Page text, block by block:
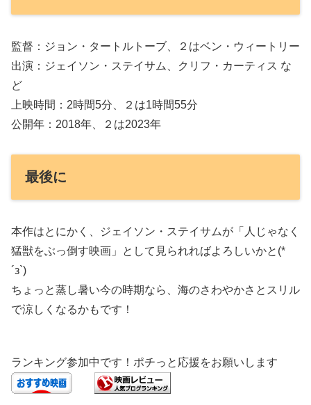
監督：ジョン・タートルトーブ、２はベン・ウィートリー
出演：ジェイソン・ステイサム、クリフ・カーティス な
ど
上映時間：2時間5分、２は1時間55分
公開年：2018年、２は2023年
最後に
本作はとにかく、ジェイソン・ステイサムが「人じゃなく
猛獣をぶっ倒す映画」として見られればよろしいかと(*
´з`)
ちょっと蒸し暑い今の時期なら、海のさわやかさとスリル
で涼しくなるかもです！
ランキング参加中です！ポチっと応援をお願いします